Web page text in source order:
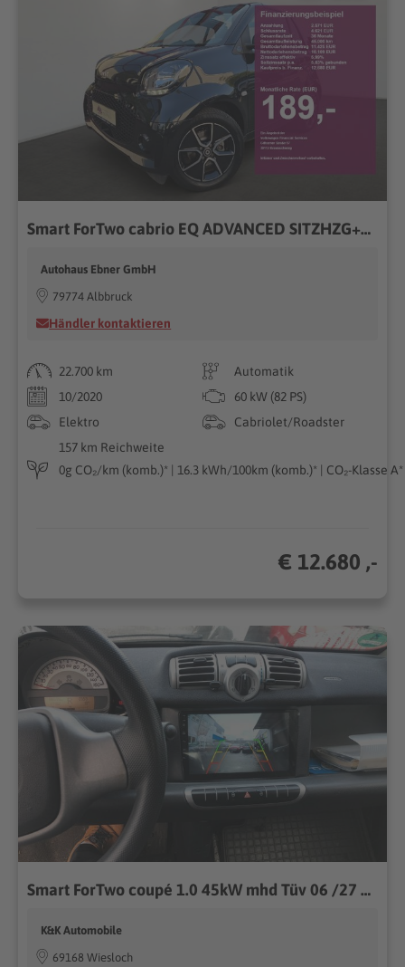
Smart ForTwo cabrio EQ ADVANCED SITZHZG+NAVI-APP+PDC+GRA+15
Autohaus Ebner GmbH
79774 Albbruck
Händler kontaktieren
22.700 km
Automatik
10/2020
60 kW (82 PS)
Elektro
Cabriolet/Roadster
157 km Reichweite
0g CO₂/km (komb.)* | 16.3 kWh/100km (komb.)* | CO₂-Klasse A*
€ 12.680 ,-
Smart ForTwo coupé 1.0 45kW mhd Tüv 06 /27 Schekheft
K&K Automobile
69168 Wiesloch